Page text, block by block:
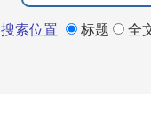
搜索位置 标题 全